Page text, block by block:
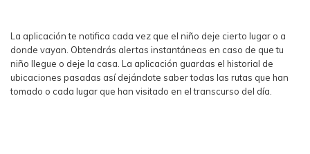
La aplicación te notifica cada vez que el niño deje cierto lugar o a
donde vayan. Obtendrás alertas instantáneas en caso de que tu
niño llegue o deje la casa. La aplicación guardas el historial de
ubicaciones pasadas así dejándote saber todas las rutas que han
tomado o cada lugar que han visitado en el transcurso del día.